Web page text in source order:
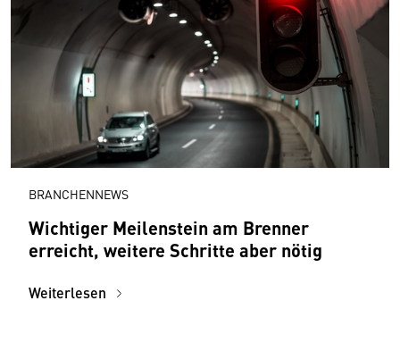
BRANCHENNEWS
Wichtiger Meilenstein am Brenner
erreicht, weitere Schritte aber nötig
Weiterlesen